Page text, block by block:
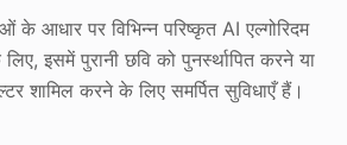
आधार पर विभिन्न परिष्कृत AI एल्गोरिदम
इसमें पुरानी छवि को पुनर्स्थापित करने या
शामिल करने के लिए समर्पित सुविधाएँ हैं।